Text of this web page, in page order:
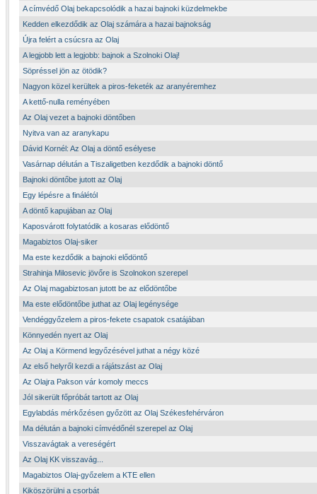
A címvédő Olaj bekapcsolódik a hazai bajnoki küzdelmekbe
Kedden elkezdődik az Olaj számára a hazai bajnokság
Újra felért a csúcsra az Olaj
A legjobb lett a legjobb: bajnok a Szolnoki Olaj!
Söpréssel jön az ötödik?
Nagyon közel kerültek a piros-feketék az aranyéremhez
A kettő-nulla reményében
Az Olaj vezet a bajnoki döntőben
Nyitva van az aranykapu
Dávid Kornél: Az Olaj a döntő esélyese
Vasárnap délután a Tiszaligetben kezdődik a bajnoki döntő
Bajnoki döntőbe jutott az Olaj
Egy lépésre a finálétól
A döntő kapujában az Olaj
Kaposvárott folytatódik a kosaras elődöntő
Magabiztos Olaj-siker
Ma este kezdődik a bajnoki elődöntő
Strahinja Milosevic jövőre is Szolnokon szerepel
Az Olaj magabiztosan jutott be az elődöntőbe
Ma este elődöntőbe juthat az Olaj legénysége
Vendéggyőzelem a piros-fekete csapatok csatájában
Könnyedén nyert az Olaj
Az Olaj a Körmend legyőzésével juthat a négy közé
Az első helyről kezdi a rájátszást az Olaj
Az Olajra Pakson vár komoly meccs
Jól sikerült főpróbát tartott az Olaj
Egylabdás mérkőzésen győzött az Olaj Székesfehérváron
Ma délután a bajnoki címvédőnél szerepel az Olaj
Visszavágtak a vereségért
Az Olaj KK visszavág...
Magabiztos Olaj-győzelem a KTE ellen
Kiköszörülni a csorbát